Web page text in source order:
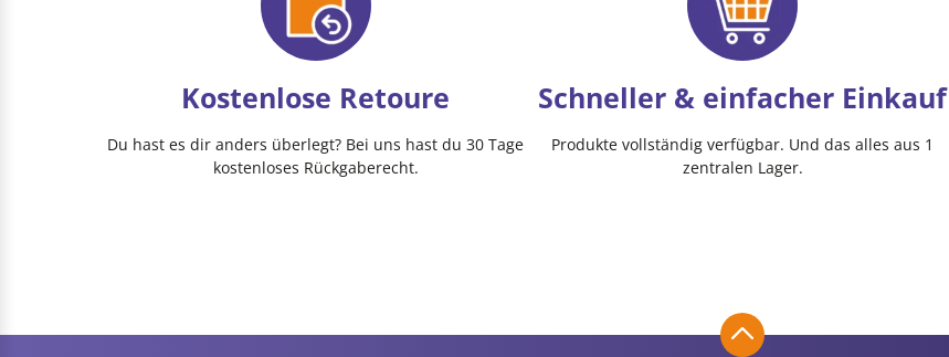
Kostenlose Retoure
Du hast es dir anders überlegt? Bei uns hast du 30 Tage
kostenloses Rückgaberecht.
Schneller & einfacher Einkauf
Produkte vollständig verfügbar. Und das alles aus 1
zentralen Lager.